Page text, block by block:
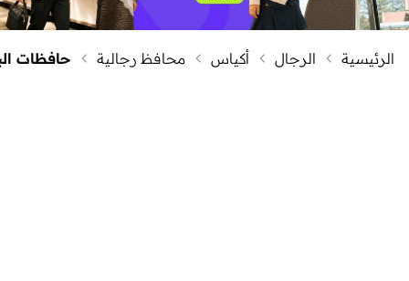
الرئيسية الرجال أكياس محافظ رجالية حافظات